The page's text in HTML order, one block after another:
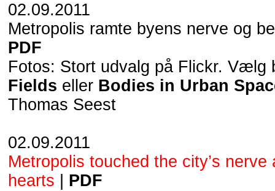
02.09.2011
Metropolis ramte byens nerve og
PDF
Fotos: Stort udvalg på Flickr. Vælg
Fields eller Bodies in Urban
Thomas Seest
02.09.2011
Metropolis touched the city’s nerve
hearts
PDF